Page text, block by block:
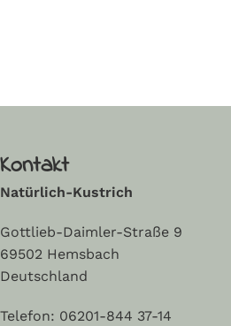
Kontakt
Natürlich-Kustrich
Gottlieb-Daimler-Straße 9
69502 Hemsbach
Deutschland
Telefon: 06201-844 37-14